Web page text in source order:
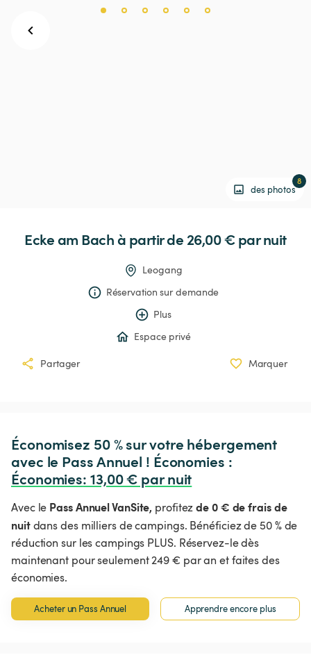
des photos
8
Eckeam Bach à partir de 26,00 € par nuit
Leogang
Réservation sur demande
Plus
Espace privé
Partager Marquer
Économisez 50 % sur votre hébergement
avec le Pass Annuel ! Économies :
Économies: 13,00 € par nuit
Avec le Pass Annuel VanSite, profitezde 0 € de frais de
nuitdans des milliers de campings. Bénéficiez de 50 % de
réduction sur les campings PLUS. Réservez-le dès
maintenant pour seulement 249 € par an et faites des
économies.
Acheter un Pass Annuel Apprendre encore plus